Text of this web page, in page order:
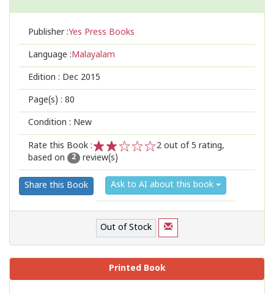
Publisher :Yes Press Books
Language :Malayalam
Edition : Dec 2015
Page(s) : 80
Condition : New
Rate this Book :
2
1
2 out of 5 rating,
based on
2 review(s)
Share this Book Ask to AI about this book
Out of Stock
Printed Book